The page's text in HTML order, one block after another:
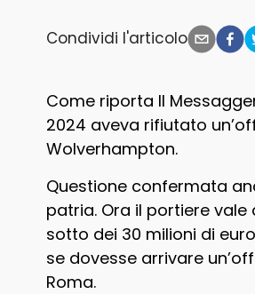
Condividi l'articolo
Come riporta Il
2024 aveva rifiutato
Wolverhampton.
Questione confermata
patria. Ora il portiere
sotto dei 30 milioni di
se dovesse arrivare
Roma.